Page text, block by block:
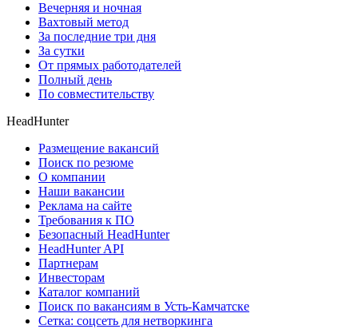
Вечерняя и ночная
Вахтовый метод
За последние три дня
За сутки
От прямых работодателей
Полный день
По совместительству
HeadHunter
Размещение вакансий
Поиск по резюме
О компании
Наши вакансии
Реклама на сайте
Требования к ПО
Безопасный HeadHunter
HeadHunter API
Партнерам
Инвесторам
Каталог компаний
Поиск по вакансиям в Усть-Камчатске
Сетка: соцсеть для нетворкинга